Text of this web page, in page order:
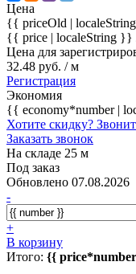
Цена
{{ priceOld |
{{ price | localeString }}
Цена для
32.48 руб. / м
Регистрация
Экономия
{{ economy*number |
Хотите скидку?
Заказать звонок
На складе 25 м
Под заказ
Обновлено 07.08.2026
-
+
В корзину
Итого: {{